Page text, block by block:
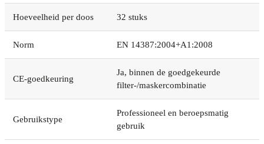
Hoeveelheid per doos 32 stuks
Norm EN 14387:2004+A1:2008
CE-goedkeuring
Ja, binnen de goedgekeurde
filter-/maskercombinatie
Gebruikstype
Professioneel en beroepsmatig
gebruik